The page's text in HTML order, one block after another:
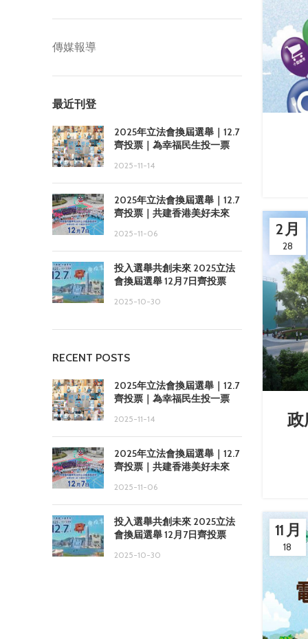
2 月
28
政
11 月
18
傳媒報導
最近刊登
2025年立法會換屆選舉｜12.7
齊投票｜為幸福民生投一票
2025-11-14
2025年立法會換屆選舉｜12.7
齊投票｜共建香港美好未來
2025-11-06
投入選舉共創未來 2025立法
會換屆選舉 12月7日齊投票
2025-10-30
RECENT POSTS
2025年立法會換屆選舉｜12.7
齊投票｜為幸福民生投一票
2025-11-14
2025年立法會換屆選舉｜12.7
齊投票｜共建香港美好未來
2025-11-06
投入選舉共創未來 2025立法
會換屆選舉 12月7日齊投票
2025-10-30